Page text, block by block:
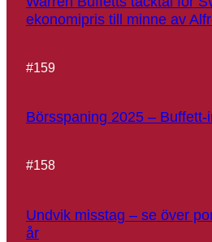
ekonomipris till minne av
#159
Börsspaning 2025 –
#158
Undvik misstag – se över
år